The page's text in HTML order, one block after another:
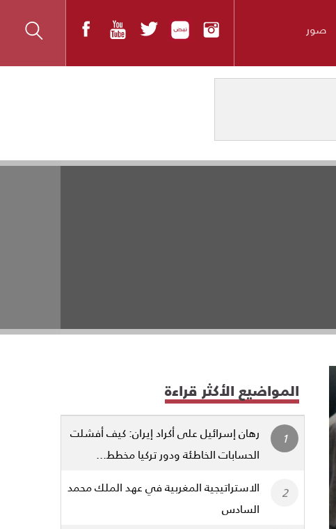
صور
المواضيع الأكثر قراءة
رهان إسرائيل على أكراد إيران: كيف أفشلت
الحسابات الخاطئة ودور تركيا مخطط...
الاستراتيجية المغربية في عهد الملك محمد
السادس